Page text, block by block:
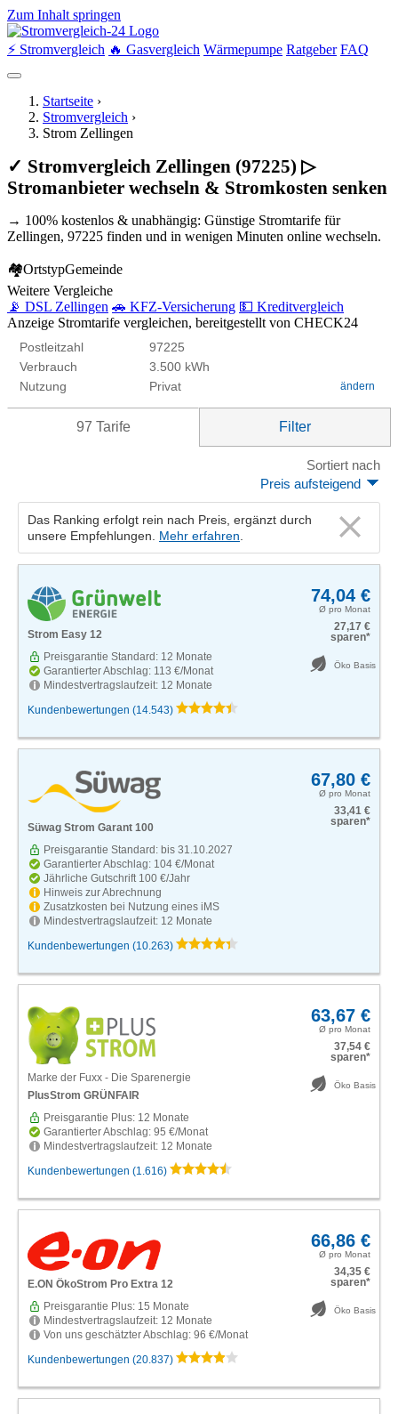
Zum Inhalt springen
⚡ Stromvergleich 🔥 Gasvergleich Wärmepumpe Ratgeber FAQ
Startseite ›
Stromvergleich ›
Strom Zellingen
✓ Stromvergleich Zellingen (97225) ▷
Stromanbieter wechseln & Stromkosten senken
→ 100% kostenlos & unabhängig: Günstige Stromtarife für
Zellingen, 97225 finden und in wenigen Minuten online wechseln.
🏘OrtstypGemeinde
Weitere Vergleiche
📡 DSL Zellingen 🚗 KFZ-Versicherung 💵 Kreditvergleich
Anzeige Stromtarife vergleichen, bereitgestellt von CHECK24